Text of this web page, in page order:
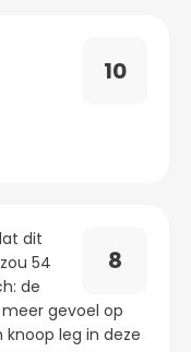
10
8
dit
54
de
gevoel op
knoop leg in deze